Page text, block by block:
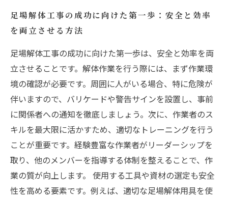
スムーズに
経験豊富な専門家に学ぶ！足場解体工事の実践
的アドバイス
工期短縮とコスト削減を実現する足場解体工事
の秘訣
安全で効率的な足場解体工事の未来とは？
足場解体工事の成功に向けた第一歩：安全と効率
を両立させる方法
足場解体工事の成功に向けた第一歩は、安全と効率を両
立させることです。解体作業を行う際には、まず作業環
境の確認が必要です。周囲に人がいる場合、特に危険が
伴いますので、バリケードや警告サインを設置し、事前
に関係者への通知を徹底しましょう。次に、作業者のス
キルを最大限に活かすため、適切なトレーニングを行う
ことが重要です。経験豊富な作業者がリーダーシップを
取り、他のメンバーを指導する体制を整えることで、作
業の質が向上します。 使用する工具や資材の選定も安全
性を高める要素です。例えば、適切な足場解体用具を使